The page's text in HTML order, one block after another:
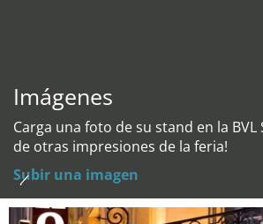
Imágenes
Carga una foto de su stand en la BVL
de otras impresiones de la feria!
Subir una imagen